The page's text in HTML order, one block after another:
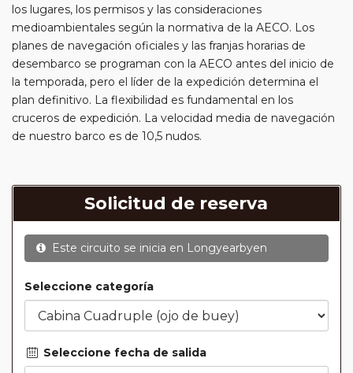
los lugares, los permisos y las consideraciones
medioambientales según la normativa de la AECO. Los
planes de navegación oficiales y las franjas horarias de
desembarco se programan con la AECO antes del inicio de
la temporada, pero el líder de la expedición determina el
plan definitivo. La flexibilidad es fundamental en los
cruceros de expedición. La velocidad media de navegación
de nuestro barco es de 10,5 nudos.
Solicitud de reserva
Este circuito se inicia en Longyearbyen
Seleccione categoría
Seleccione fecha de salida